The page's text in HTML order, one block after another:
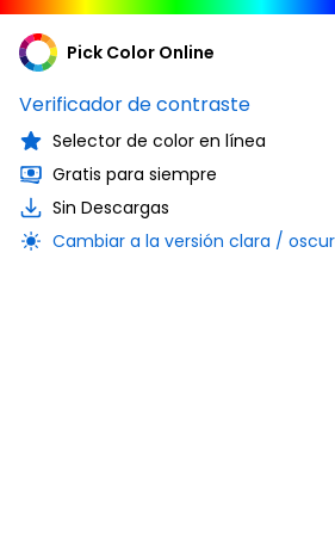
Pick Color Online
Verificador de contraste
Selector de color en línea
Gratis para siempre
Sin Descargas
Cambiar a la versión clara /